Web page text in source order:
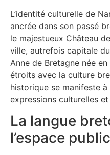
L’identité culturelle de
ancrée dans son passé
le majestueux Château
ville, autrefois capitale
Anne de Bretagne née
étroits avec la culture
historique se manifeste
expressions culturelles
La langue
l’espace